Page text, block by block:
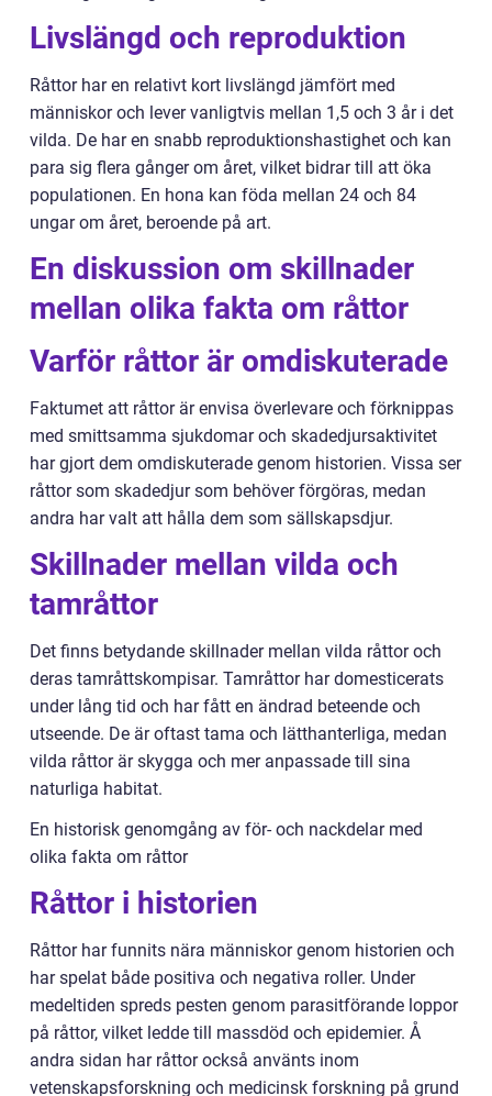
Livslängd och reproduktion
Råttor har en relativt kort livslängd jämfört med
människor och lever vanligtvis mellan 1,5 och 3 år i det
vilda. De har en snabb reproduktionshastighet och kan
para sig flera gånger om året, vilket bidrar till att öka
populationen. En hona kan föda mellan 24 och 84
ungar om året, beroende på art.
En diskussion om skillnader
mellan olika fakta om råttor
Varför råttor är omdiskuterade
Faktumet att råttor är envisa överlevare och förknippas
med smittsamma sjukdomar och skadedjursaktivitet
har gjort dem omdiskuterade genom historien. Vissa ser
råttor som skadedjur som behöver förgöras, medan
andra har valt att hålla dem som sällskapsdjur.
Skillnader mellan vilda och
tamråttor
Det finns betydande skillnader mellan vilda råttor och
deras tamråttskompisar. Tamråttor har domesticerats
under lång tid och har fått en ändrad beteende och
utseende. De är oftast tama och lätthanterliga, medan
vilda råttor är skygga och mer anpassade till sina
naturliga habitat.
En historisk genomgång av för- och nackdelar med
olika fakta om råttor
Råttor i historien
Råttor har funnits nära människor genom historien och
har spelat både positiva och negativa roller. Under
medeltiden spreds pesten genom parasitförande loppor
på råttor, vilket ledde till massdöd och epidemier. Å
andra sidan har råttor också använts inom
vetenskapsforskning och medicinsk forskning på grund